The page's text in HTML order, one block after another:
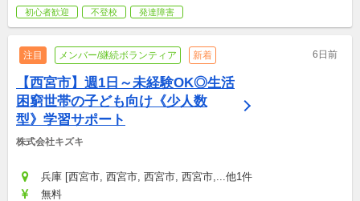
初心者歓迎 不登校 発達障害
注目 メンバー/継続ボランティア 新着 6日前
【西宮市】週1日～未経験OK◎生活
困窮世帯の子ども向け《少人数
型》学習サポート
株式会社キズキ
兵庫 [西宮市, 西宮市, 西宮市, 西宮市,...他1件
無料